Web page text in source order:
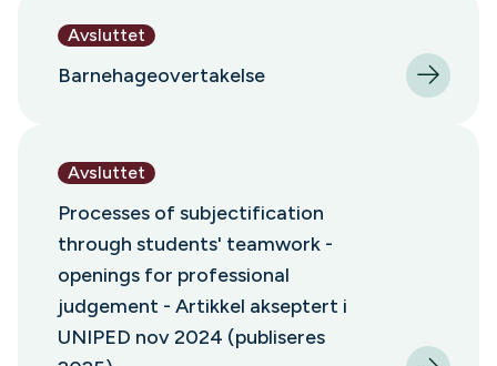
Avsluttet
Barnehageovertakelse
Avsluttet
Processes of subjectification
through students' teamwork -
openings for professional
judgement - Artikkel akseptert i
UNIPED nov 2024 (publiseres